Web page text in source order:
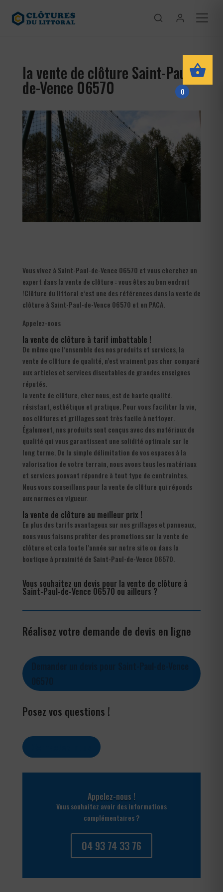
la vente de clôture Saint-Paul-
de-Vence 06570
Vous vivez à Saint-Paul-de-Vence 06570 et vous cherchez un
expert dans la vente de clôture : vous êtes au bon endroit
!Clôture du littoral c’est une des références dans la vente de
clôture à Saint-Paul-de-Vence 06570 et en PACA.
Appelez-nous
la vente de clôture à tarif imbattable !
De même que l’ensemble des nos produits et services, la
vente de clôture de qualité, n’est vraiment pas cher comparé
aux articles et services discutables de grandes enseignes
réputés.
la vente de clôture, chez nous, est de haute qualité.
résistant, esthétique et pratique. Pour vous faciliter la vie,
nos clôtures et grillages sont très facile à nettoyer.
Également, nos produits sont conçus avec des matériaux de
qualité qui vous garantissent une solidité optimale sur le
long terme. De la simple délimitation de vos espaces à la
valorisation de votre terrain, nous avons tous les matériaux
et services pouvant répondre à tout type de contraintes.
Nous vous conseillons pour la vente de clôture qui réponds
aux normes en vigueur.
la vente de clôture au meilleur prix !
En plus des tarifs avantageux sur nos grillages et panneaux,
nous vous faisons profiter des promotions sur la vente de
clôture et cela toute l’année sur notre site ou dans la
boutique à proximité de Saint-Paul-de-Vence 06570.
Vous souhaitez un devis pour la vente de clôture à
Saint-Paul-de-Vence 06570 ou ailleurs ?
Réalisez votre demande de devis en ligne
Posez vos questions !
Appelez-nous !
Vous souhaitez avoir des informations
complémentaires ?
04 93 74 33 76
0